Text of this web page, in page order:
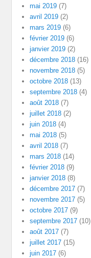
mai 2019 (7)
avril 2019 (2)
mars 2019 (6)
février 2019 (6)
janvier 2019 (2)
décembre 2018 (16)
novembre 2018 (5)
octobre 2018 (13)
septembre 2018 (4)
août 2018 (7)
juillet 2018 (2)
juin 2018 (4)
mai 2018 (5)
avril 2018 (7)
mars 2018 (14)
février 2018 (9)
janvier 2018 (8)
décembre 2017 (7)
novembre 2017 (5)
octobre 2017 (9)
septembre 2017 (10)
août 2017 (7)
juillet 2017 (15)
juin 2017 (6)